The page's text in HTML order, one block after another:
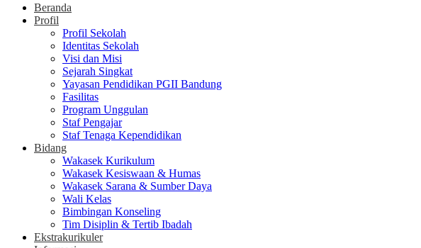
Beranda
Profil
Profil Sekolah
Identitas Sekolah
Visi dan Misi
Sejarah Singkat
Yayasan Pendidikan PGII Bandung
Fasilitas
Program Unggulan
Staf Pengajar
Staf Tenaga Kependidikan
Bidang
Wakasek Kurikulum
Wakasek Kesiswaan & Humas
Wakasek Sarana & Sumber Daya
Wali Kelas
Bimbingan Konseling
Tim Disiplin & Tertib Ibadah
Ekstrakurikuler